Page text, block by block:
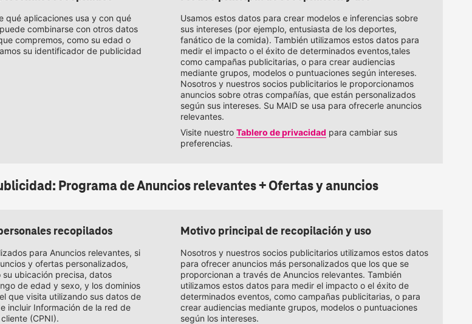
qué aplicaciones usa y con qué
combinarse con otros datos
compremos, como su edad o
su identificador de publicidad
Usamos estos datos para crear modelos e inferencias sobre
sus intereses (por ejemplo, entusiasta de los deportes,
fanático de la comida). También utilizamos estos datos para
medir el impacto o el éxito de determinados eventos,tales
como campañas publicitarias, o para crear audiencias
mediante grupos, modelos o puntuaciones según intereses.
Nosotros y nuestros socios publicitarios le proporcionamos
anuncios sobre otras compañías, que están personalizados
según sus intereses. Su MAID se usa para ofrecerle anuncios
relevantes.
Visite nuestro Tablero de privacidad para cambiar sus
preferencias.
Programa de Anuncios relevantes + Ofertas y anuncios
recopilados
para Anuncios relevantes, si
y ofertas personalizados,
ubicación precisa, datos
de edad y sexo, y los dominios
que visita utilizando sus datos de
incluir Información de la red de
(CPNI).
Motivo principal de recopilación y uso
Nosotros y nuestros socios publicitarios utilizamos estos datos
para ofrecer anuncios más personalizados que los que se
proporcionan a través de Anuncios relevantes. También
utilizamos estos datos para medir el impacto o el éxito de
determinados eventos, como campañas publicitarias, o para
crear audiencias mediante grupos, modelos o puntuaciones
según los intereses.